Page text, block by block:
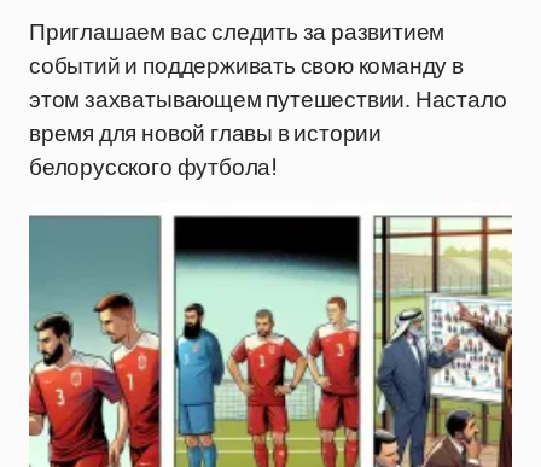
Приглашаем вас следить за развитием
событий и поддерживать свою команду в
этом захватывающем путешествии. Настало
время для новой главы в истории
белорусского футбола!